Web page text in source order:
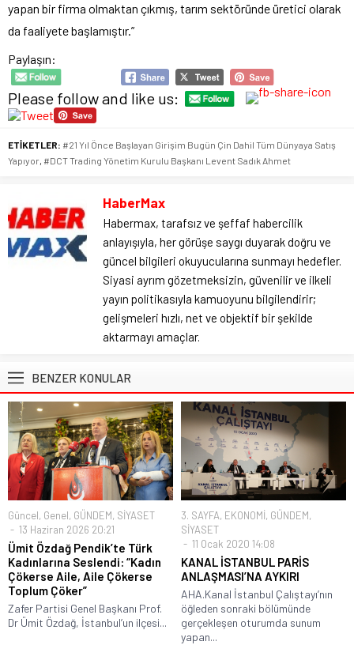
yapan bir firma olmaktan çıkmış, tarım sektöründe üretici olarak
da faaliyete başlamıştır.”
Paylaşın:
Please follow and like us:
ETİKETLER: #21 Yıl Önce Başlayan Girişim Bugün Çin Dahil Tüm Dünyaya Satış
Yapıyor, #DCT Trading Yönetim Kurulu Başkanı Levent Sadık Ahmet
HaberMax
Habermax, tarafsız ve şeffaf habercilik
anlayışıyla, her görüşe saygı duyarak doğru ve
güncel bilgileri okuyucularına sunmayı hedefler.
Siyasi ayrım gözetmeksizin, güvenilir ve ilkeli
yayın politikasıyla kamuoyunu bilgilendirir;
gelişmeleri hızlı, net ve objektif bir şekilde
aktarmayı amaçlar.
BENZER KONULAR
Güncel, Genel, GÜNDEM, SİYASET
13 Haziran 2026 20:21
Ümit Özdağ Pendik’te Türk
Kadınlarına Seslendi: “Kadın
Çökerse Aile, Aile Çökerse
Toplum Çöker”
Zafer Partisi Genel Başkanı Prof.
Dr Ümit Özdağ, İstanbul’un ilçesi...
3. SAYFA, EKONOMİ, GÜNDEM,
SİYASET
11 Ocak 2020 14:08
KANAL İSTANBUL PARİS
ANLAŞMASI’NA AYKIRI
AHA.Kanal İstanbul Çalıştayı’nın
öğleden sonraki bölümünde
gerçekleşen oturumda sunum
yapan...